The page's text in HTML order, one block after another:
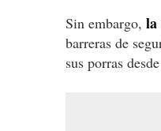
Sin embargo, la
barreras de
sus porras